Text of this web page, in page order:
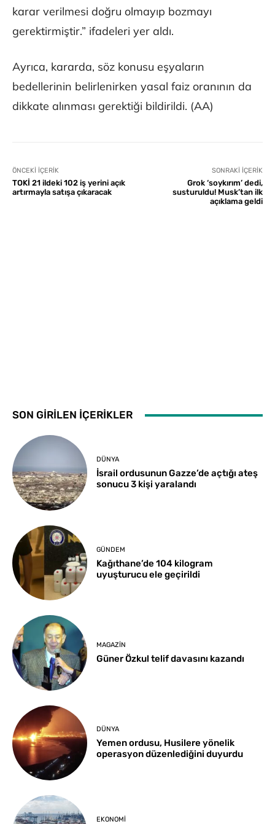
karar verilmesi doğru olmayıp bozmayı
gerektirmiştir.” ifadeleri yer aldı.
Ayrıca, kararda, söz konusu eşyaların
bedellerinin belirlenirken yasal faiz oranının da
dikkate alınması gerektiği bildirildi. (AA)
ÖNCEKI İÇERIK
TOKİ 21 ildeki 102 iş yerini açık
artırmayla satışa çıkaracak
SONRAKI İÇERIK
Grok ‘soykırım’ dedi,
susturuldu! Musk’tan ilk
açıklama geldi
SON GİRİLEN İÇERİKLER
DÜNYA
İsrail ordusunun Gazze’de açtığı ateş
sonucu 3 kişi yaralandı
GÜNDEM
Kağıthane’de 104 kilogram
uyuşturucu ele geçirildi
MAGAZIN
Güner Özkul telif davasını kazandı
DÜNYA
Yemen ordusu, Husilere yönelik
operasyon düzenlediğini duyurdu
EKONOMI